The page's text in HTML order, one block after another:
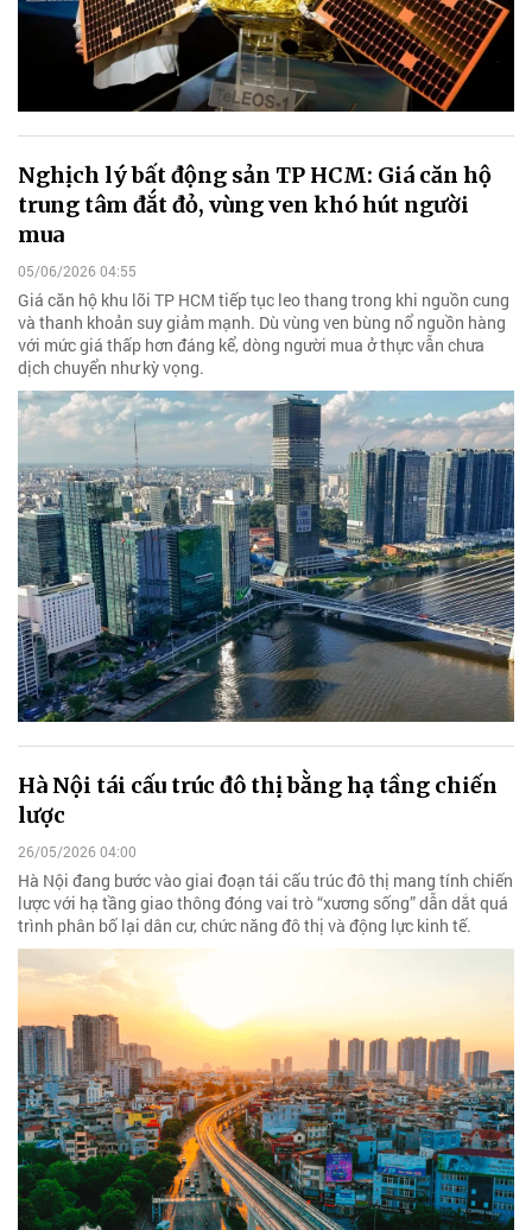
Nghịch lý bất động sản TP HCM: Giá căn hộ
trung tâm đắt đỏ, vùng ven khó hút người
mua
05/06/2026 04:55
Giá căn hộ khu lõi TP HCM tiếp tục leo thang trong khi nguồn cung
và thanh khoản suy giảm mạnh. Dù vùng ven bùng nổ nguồn hàng
với mức giá thấp hơn đáng kể, dòng người mua ở thực vẫn chưa
dịch chuyển như kỳ vọng.
Hà Nội tái cấu trúc đô thị bằng hạ tầng chiến
lược
26/05/2026 04:00
Hà Nội đang bước vào giai đoạn tái cấu trúc đô thị mang tính chiến
lược với hạ tầng giao thông đóng vai trò “xương sống” dẫn dắt quá
trình phân bố lại dân cư, chức năng đô thị và động lực kinh tế.